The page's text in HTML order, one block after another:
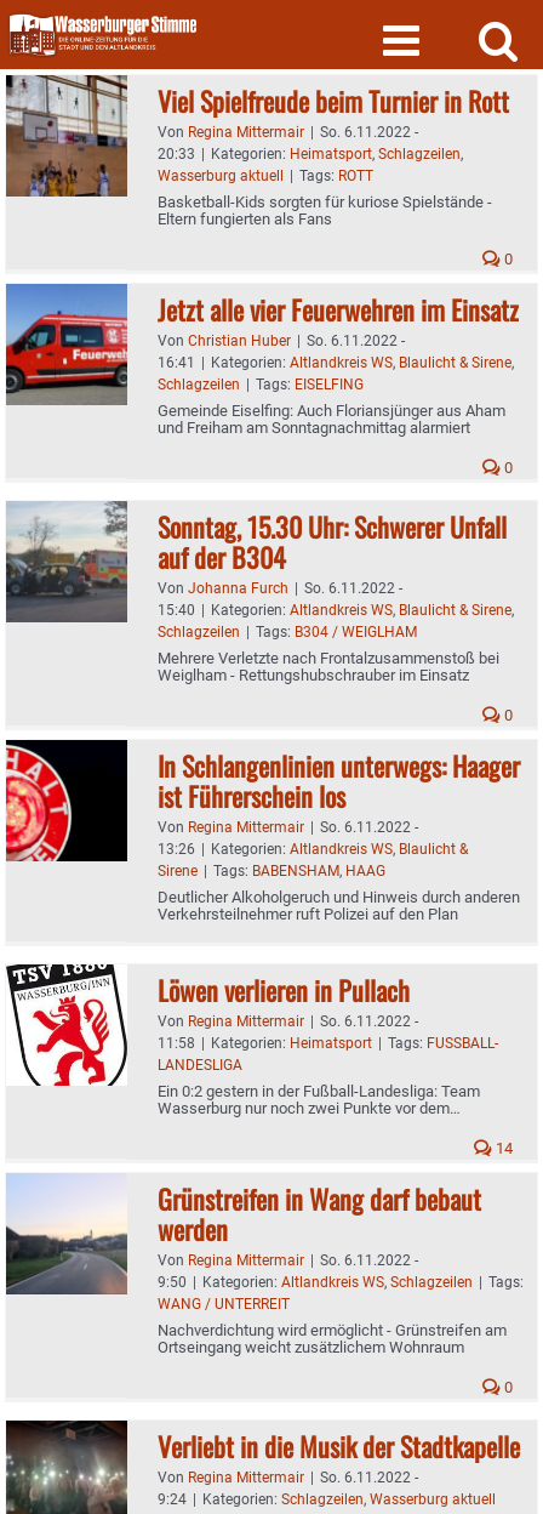
Skip
to
content
Viel Spielfreude beim Turnier in Rott
Von Regina Mittermair | So. 6.11.2022 -
20:33 | Kategorien: Heimatsport, Schlagzeilen,
Wasserburg aktuell | Tags: ROTT
Basketball-Kids sorgten für kuriose Spielstände -
Eltern fungierten als Fans
0
Jetzt alle vier Feuerwehren im Einsatz
Von Christian Huber | So. 6.11.2022 -
16:41 | Kategorien: Altlandkreis WS, Blaulicht & Sirene,
Schlagzeilen | Tags: EISELFING
Gemeinde Eiselfing: Auch Floriansjünger aus Aham
und Freiham am Sonntagnachmittag alarmiert
0
Sonntag, 15.30 Uhr: Schwerer Unfall
auf der B304
Von Johanna Furch | So. 6.11.2022 -
15:40 | Kategorien: Altlandkreis WS, Blaulicht & Sirene,
Schlagzeilen | Tags: B304 / WEIGLHAM
Mehrere Verletzte nach Frontalzusammenstoß bei
Weiglham - Rettungshubschrauber im Einsatz
0
In Schlangenlinien unterwegs: Haager
ist Führerschein los
Von Regina Mittermair | So. 6.11.2022 -
13:26 | Kategorien: Altlandkreis WS, Blaulicht &
Sirene | Tags: BABENSHAM, HAAG
Deutlicher Alkoholgeruch und Hinweis durch anderen
Verkehrsteilnehmer ruft Polizei auf den Plan
Löwen verlieren in Pullach
Von Regina Mittermair | So. 6.11.2022 -
11:58 | Kategorien: Heimatsport | Tags: FUSSBALL-
LANDESLIGA
Ein 0:2 gestern in der Fußball-Landesliga: Team
Wasserburg nur noch zwei Punkte vor dem
14
Grünstreifen in Wang darf bebaut
werden
Von Regina Mittermair | So. 6.11.2022 -
9:50 | Kategorien: Altlandkreis WS, Schlagzeilen | Tags:
WANG / UNTERREIT
Nachverdichtung wird ermöglicht - Grünstreifen am
Ortseingang weicht zusätzlichem Wohnraum
0
Verliebt in die Musik der Stadtkapelle
Von Regina Mittermair | So. 6.11.2022 -
9:24 | Kategorien: Schlagzeilen, Wasserburg aktuell